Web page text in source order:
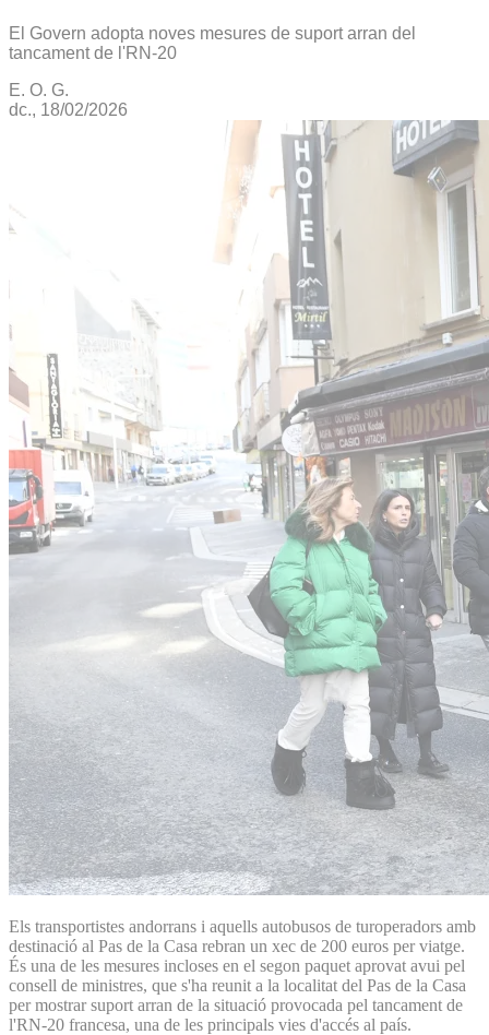
El Govern adopta noves mesures de suport arran del
tancament de l'RN-20
E. O. G.
dc., 18/02/2026
Els transportistes andorrans i aquells autobusos de turoperadors amb
destinació al Pas de la Casa rebran un xec de 200 euros per viatge.
És una de les mesures incloses en el segon paquet aprovat avui pel
consell de ministres, que s'ha reunit a la localitat del Pas de la Casa
per mostrar suport arran de la situació provocada pel tancament de
l'RN-20 francesa, una de les principals vies d'accés al país.